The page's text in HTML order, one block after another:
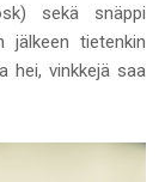
sekä snäppi
jälkeen tietenkin
hei, vinkkejä saa